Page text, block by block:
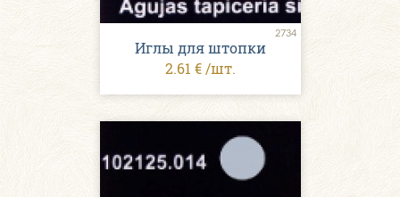
2734
Иглы для штопки
2.61 € /шт.